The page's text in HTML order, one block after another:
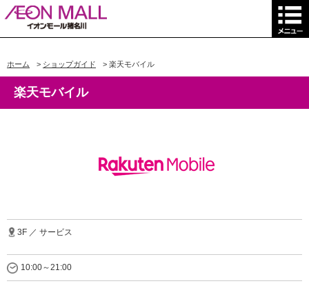
ホーム > ショップガイド > 楽天モバイル
楽天モバイル
3F ／ サービス
10:00～21:00